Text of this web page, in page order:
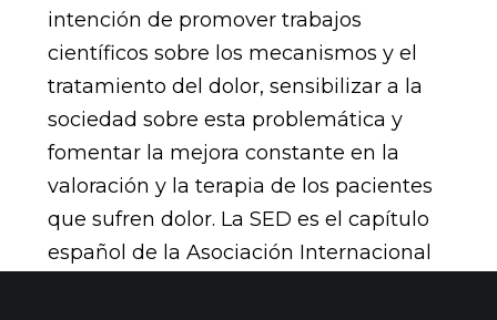
intención de promover trabajos
científicos sobre los mecanismos y el
tratamiento del dolor, sensibilizar a la
sociedad sobre esta problemática y
fomentar la mejora constante en la
valoración y la terapia de los pacientes
que sufren dolor. La SED es el capítulo
español de la Asociación Internacional